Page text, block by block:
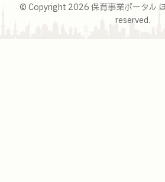
© Copyright 2026 保育事業ポータル
reserved.